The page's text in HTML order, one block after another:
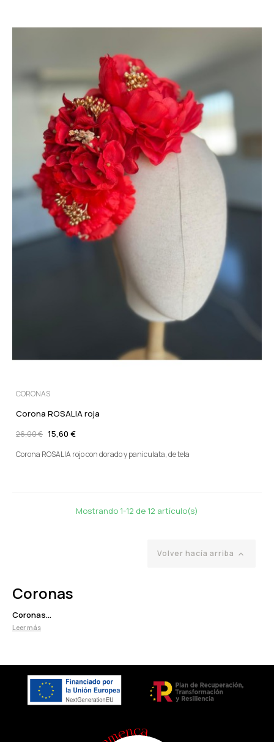
CORONAS
Corona ROSALIA roja
26,00 € 15,60 €
Corona ROSALIA rojo con dorado y paniculata, de tela
Mostrando 1-12 de 12 artículo(s)
Volver hacía arriba 
Coronas
Coronas...
Leer más